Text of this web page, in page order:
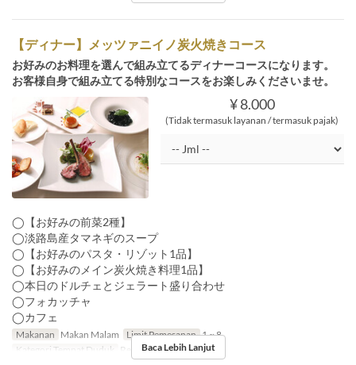
【ディナー】メッツァニイノ炭火焼きコース
お好みのお料理を選んで組み立てるディナーコースになります。
お客様自身で組み立てる特別なコースをお楽しみくださいませ。
¥ 8.000
(Tidak termasuk layanan / termasuk pajak)
◯【お好みの前菜2種】
◯淡路島産タマネギのスープ
◯【お好みのパスタ・リゾット1品】
◯【お好みのメイン炭火焼き料理1品】
◯本日のドルチェとジェラート盛り合わせ
◯フォカッチャ
◯カフェ
Makanan Makan Malam Limit Pemesanan 1 ~ 8
Kategori Tempat Duduk
Restaurant
Baca Lebih Lanjut